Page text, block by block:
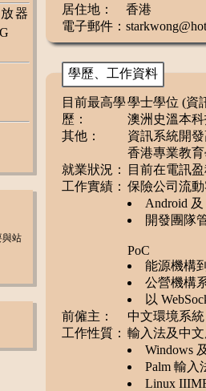
器
與站
居住地：
香港
電子郵件：
學歷、工作資料
目前最高學
歷：
學士學位 (資
澳洲史溫本科
其他：
資訊系統開
香港專業教
就業狀況：
目前在電訊
工作實績： 保險公司流
Android
開發團隊
PoC
能源機構
公營機構
以
前僱主：
中文環境系
工作性質： 輸入法及中
Windows
Palm 輸入
Linux